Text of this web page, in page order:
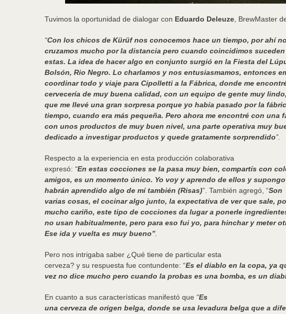
Tuvimos la oportunidad de dialogar con Eduardo Deleuze , BrewMaster
“Con los chicos de Kürüf nos conocemos hace un tiempo, por ahí
cruzamos mucho por la distancia pero cuando coincidimos
estas. La idea de hacer algo en conjunto surgió en la Fiesta del
Bolsón, Rio Negro. Lo charlamos y nos entusiasmamos, entonces
coordinar todo y viaje para Cipolletti a la Fábrica, donde me
cervecería de muy buena calidad, con un equipo de gente muy
que me llevé una gran sorpresa porque yo había pasado por la
tiempo, cuando era más pequeña. Pero ahora me encontré con una
con unos productos de muy buen nivel, una parte operativa muy
dedicado a investigar productos y quede gratamente sorprendido”.
Respecto a la experiencia en esta producción colaborativa
expresó: “En estas cocciones se la pasa muy bien, compartís con
amigos, es un momento único. Yo voy y aprendo de ellos y
habrán aprendido algo de mí también (Risas)”. También agregó, “Son
varias cosas, el cocinar algo junto, la expectativa de ver que sale,
mucho cariño, este tipo de cocciones da lugar a ponerle
no usan habitualmente, pero para eso fui yo, para hinchar y meter
Ese ida y vuelta es muy bueno”
Pero nos intrigaba saber ¿Qué tiene de particular esta
cerveza? y su respuesta fue contundente: “Es el diablo en la copa, ya
vez no dice mucho pero cuando la probas es una bomba, es un
En cuanto a sus características manifestó que “Es
una cerveza de origen belga, donde se usa levadura belga que a